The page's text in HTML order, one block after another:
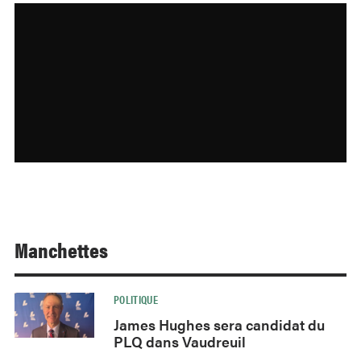
Manchettes
POLITIQUE
James Hughes sera candidat du
PLQ dans Vaudreuil